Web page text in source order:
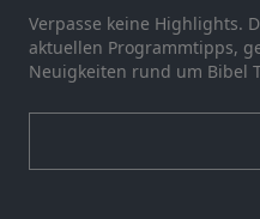
Verpasse keine Highlights.
aktuellen Programmtipps,
Neuigkeiten rund um Bibel